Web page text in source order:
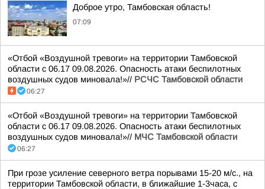
Доброе утро, Тамбовская область!
07:09
«Отбой «Воздушной тревоги» на территории Тамбовской
области с 06.17 09.08.2026. Опасность атаки беспилотных
воздушных судов миновала!»// РСЧС Тамбовской области
06:27
«Отбой «Воздушной тревоги» на территории Тамбовской
области с 06.17 09.08.2026. Опасность атаки беспилотных
воздушных судов миновала!»// МЧС Тамбовской области
06:27
При грозе усиление северного ветра порывами 15-20 м/с., на
территории Тамбовской области, в ближайшие 1-3часа, с